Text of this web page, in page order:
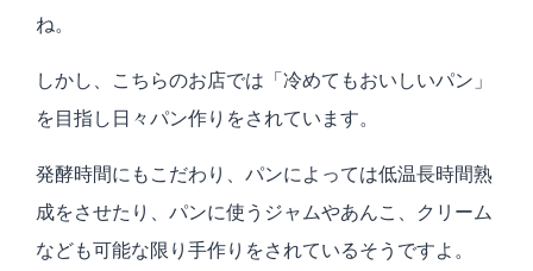
ね。
しかし、こちらのお店では「冷めてもおいしいパン」
を目指し日々パン作りをされています。
発酵時間にもこだわり、パンによっては低温長時間熟
成をさせたり、パンに使うジャムやあんこ、クリーム
なども可能な限り手作りをされているそうですよ。